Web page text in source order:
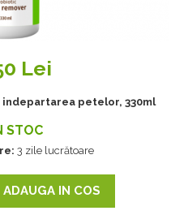
Lei
petelor, 330ml
STOC
3 zile lucrătoare
ADAUGA IN COS